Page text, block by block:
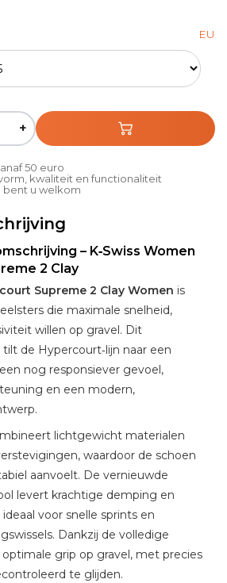
EU
+
50 euro
kwaliteit en functionaliteit
bent u welkom
– K‑Swiss Women
2 Clay
Supreme 2 Clay Women is
die maximale snelheid,
willen op gravel. Dit
de Hypercourt‑lijn naar een
nog responsiever gevoel,
en een modern,
lichtgewicht materialen
waardoor de schoen
aanvoelt. De vernieuwde
levert krachtige demping en
voor snelle sprints en
Dankzij de volledige
grip op gravel, met precies
te glijden.